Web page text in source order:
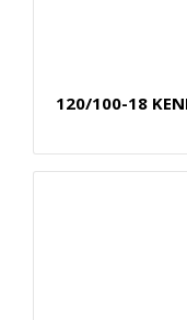
120/100-18